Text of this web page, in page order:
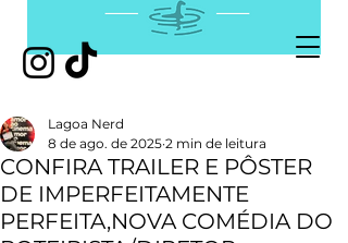
CONFIRA TRAILER E PÔSTER
DE IMPERFEITAMENTE
PERFEITA,NOVA COMÉDIA DO
Lagoa Nerd
8 de ago. de 2025 2 min de leitura